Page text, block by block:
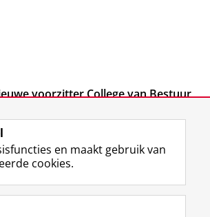
voorzitter College van Bestuur
de RUG
F
a
L
i
R
S
I
n
Y
o
en maakt gebruik van
cookies.